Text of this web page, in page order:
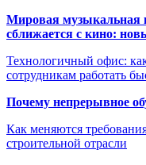
Мировая музыкальная
сближается с кино:
Технологичный офис:
сотрудникам работать
Почему непрерывное
Как меняются
строительной отрасли